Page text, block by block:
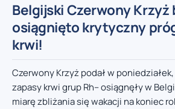
Belgijski Czerwony Krzyż
osiągnięto krytyczny
krwi!
Czerwony Krzyż podał w
zapasy krwi grup Rh– osiągnęły w
miarę zbliżania się wakacji na koniec